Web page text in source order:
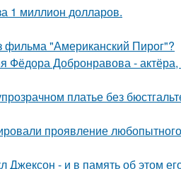
1 миллион долларов.
фильма "Американский Пирог"?
Добронравова - актёра,
платье без
проявление
Джексон - и в память об этом